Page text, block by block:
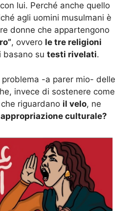
lui. Perché anche quello
agli uomini musulmani è
donne che appartengono
, ovvero le tre religioni
basano su testi rivelati.
-a parer mio- delle
invece di sostenere come
riguardano il velo, ne
appropriazione culturale?